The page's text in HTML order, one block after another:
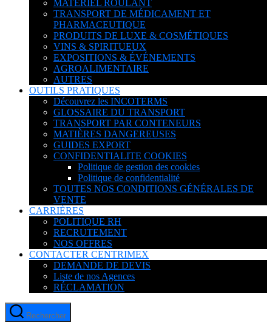
MATÉRIEL ROULANT
TRANSPORT DE MÉDICAMENT ET
PHARMACEUTIQUE
PRODUITS DE LUXE & COSMÉTIQUES
VINS & SPIRITUEUX
EXPOSITIONS & ÉVÉNEMENTS
AGROALIMENTAIRE
AUTRES
OUTILS PRATIQUES
Découvrez les INCOTERMS
GLOSSAIRE DU TRANSPORT
TRANSPORT PAR CONTENEURS
MATIÈRES DANGEREUSES
GUIDES EXPORT
CONFIDENTIALITE COOKIES
Politique de gestion des cookies
Politique de confidentialité
TOUTES NOS CONDITIONS GÉNÉRALES DE
VENTE
CARRIÈRES
POLITIQUE RH
RECRUTEMENT
NOS OFFRES
CONTACTER CENTRIMEX
DEMANDE DE DEVIS
Liste de nos Agences
RÉCLAMATION
Rechercher